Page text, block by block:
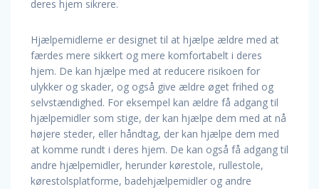
deres hjem sikrere.
Hjælpemidlerne er designet til at hjælpe ældre med at
færdes mere sikkert og mere komfortabelt i deres
hjem. De kan hjælpe med at reducere risikoen for
ulykker og skader, og også give ældre øget frihed og
selvstændighed. For eksempel kan ældre få adgang til
hjælpemidler som stige, der kan hjælpe dem med at nå
højere steder, eller håndtag, der kan hjælpe dem med
at komme rundt i deres hjem. De kan også få adgang til
andre hjælpemidler, herunder kørestole, rullestole,
kørestolsplatforme, badehjælpemidler og andre